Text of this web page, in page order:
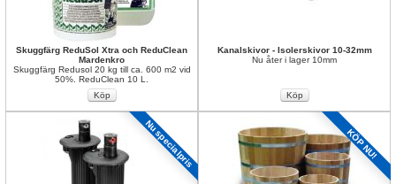
Skuggfärg ReduSol Xtra och ReduClean
Mardenkro
Skuggfärg Redusol 20 kg till ca. 600 m2 vid
50%. ReduClean 10 L.
Kanalskivor - Isolerskivor 10-32mm
Nu åter i lager 10mm
Nu specialpris KÖP NU!